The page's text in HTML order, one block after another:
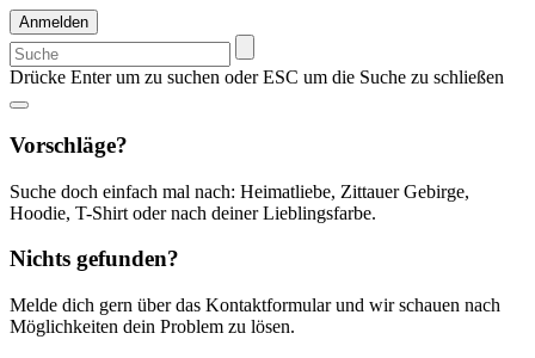
Anmelden
Suchen
nach:
Drücke Enter um zu suchen oder ESC um die Suche zu schließen
Vorschläge?
Suche doch einfach mal nach: Heimatliebe, Zittauer Gebirge,
Hoodie, T-Shirt oder nach deiner Lieblingsfarbe.
Nichts gefunden?
Melde dich gern über das Kontaktformular und wir schauen nach
Möglichkeiten dein Problem zu lösen.